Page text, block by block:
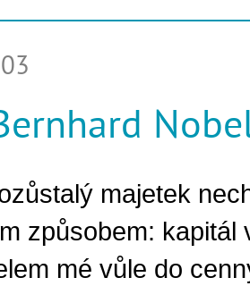
majetek
způsobem: kapitál
mé vůle do